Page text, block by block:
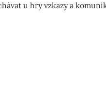
u hry vzkazy a